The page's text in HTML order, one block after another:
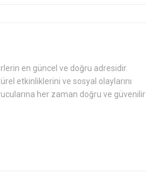
en güncel ve doğru adresidir.
etkinliklerini ve sosyal olaylarını
her zaman doğru ve güvenilir